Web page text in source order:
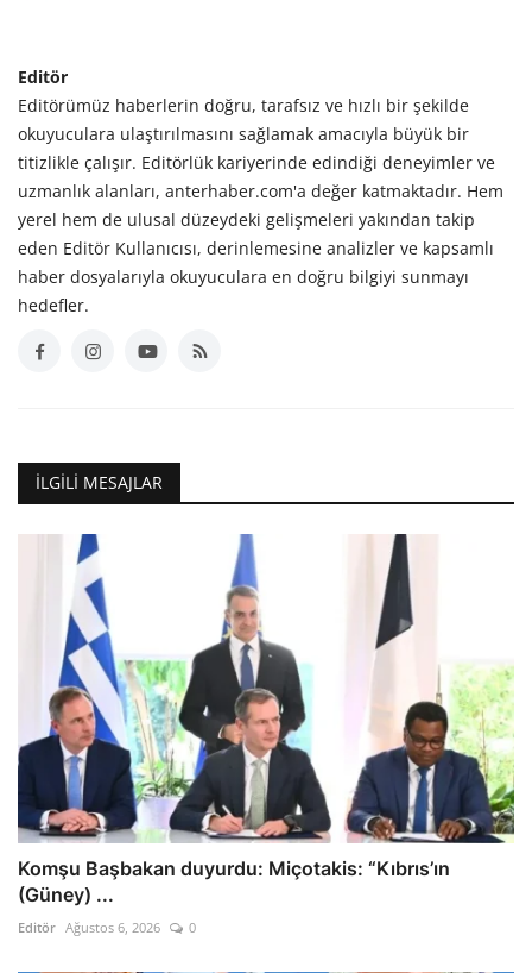
Editör
Editörümüz haberlerin doğru, tarafsız ve hızlı bir şekilde
okuyuculara ulaştırılmasını sağlamak amacıyla büyük bir
titizlikle çalışır. Editörlük kariyerinde edindiği deneyimler ve
uzmanlık alanları, anterhaber.com'a değer katmaktadır. Hem
yerel hem de ulusal düzeydeki gelişmeleri yakından takip
eden Editör Kullanıcısı, derinlemesine analizler ve kapsamlı
haber dosyalarıyla okuyuculara en doğru bilgiyi sunmayı
hedefler.
İLGILI MESAJLAR
Komşu Başbakan duyurdu: Miçotakis: “Kıbrıs’ın
(Güney) ...
Editör Ağustos 6, 2026 0